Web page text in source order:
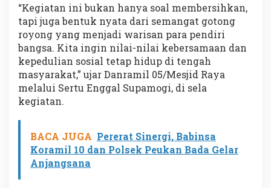
“Kegiatan ini bukan hanya soal membersihkan,
tapi juga bentuk nyata dari semangat gotong
royong yang menjadi warisan para pendiri
bangsa. Kita ingin nilai-nilai kebersamaan dan
kepedulian sosial tetap hidup di tengah
masyarakat,” ujar Danramil 05/Mesjid Raya
melalui Sertu Enggal Supamogi, di sela
kegiatan.
BACA JUGA Pererat Sinergi, Babinsa
Koramil 10 dan Polsek Peukan Bada Gelar
Anjangsana